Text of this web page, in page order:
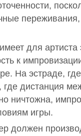
для артиста
к
На эстраде,
где дистанция
ничтожна,
игры.
должен